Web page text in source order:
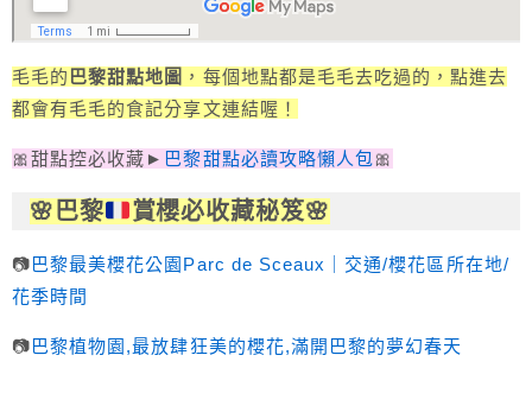
毛毛的 巴黎甜點地圖 ，每個地點都是毛毛去吃過的，點進去
都會有毛毛的食記分享文連結喔！
🎀甜點控必收藏► 巴黎甜點必讀攻略懶人包🎀
🌸巴黎 賞櫻必收藏秘笈🌸
📷 巴黎最美櫻花公園Parc de Sceaux｜交通/櫻花區所在地/
花季時間
📷 巴黎植物園,最放肆狂美的櫻花,滿開巴黎的夢幻春天